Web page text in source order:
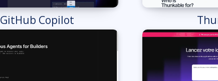
GitHub Copilot